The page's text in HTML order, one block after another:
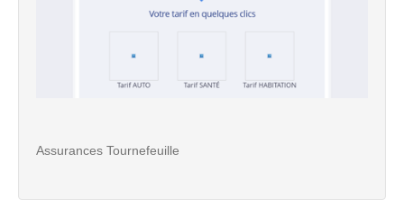
Assurances Tournefeuille